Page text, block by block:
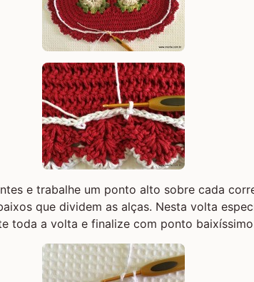
e trabalhe um ponto alto sobre cada
que dividem as alças. Nesta volta
toda a volta e finalize com ponto